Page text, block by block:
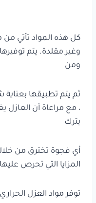
كل هذه المواد تأتي
وغير مقلدة. يتم
ومن
ثم يتم تطبيقها
، مع مراعاة أن العازل
يترك
أي فجوة تخترق من
المزايا التي تحرص
توفر مواد العزل